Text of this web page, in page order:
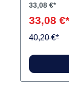
33,08 €*
33,08 €*
40,20 €*